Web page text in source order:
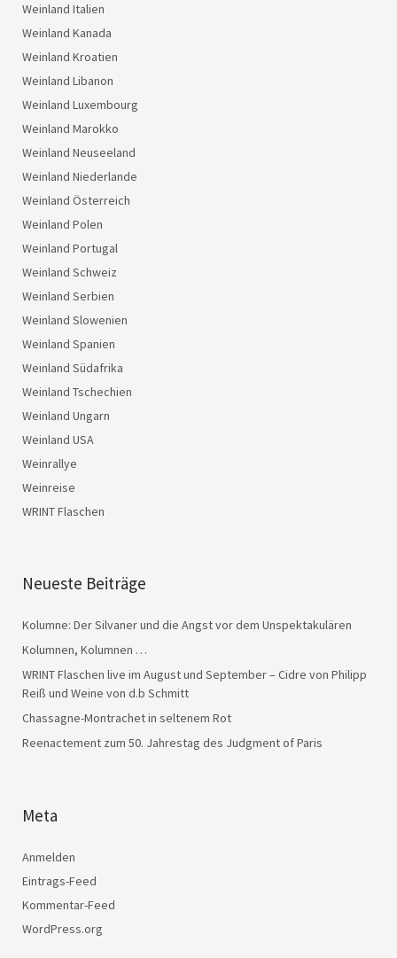
Weinland Italien
Weinland Kanada
Weinland Kroatien
Weinland Libanon
Weinland Luxembourg
Weinland Marokko
Weinland Neuseeland
Weinland Niederlande
Weinland Österreich
Weinland Polen
Weinland Portugal
Weinland Schweiz
Weinland Serbien
Weinland Slowenien
Weinland Spanien
Weinland Südafrika
Weinland Tschechien
Weinland Ungarn
Weinland USA
Weinrallye
Weinreise
WRINT Flaschen
Neueste Beiträge
Kolumne: Der Silvaner und die Angst vor dem Unspektakulären
Kolumnen, Kolumnen …
WRINT Flaschen live im August und September – Cidre von Philipp
Reiß und Weine von d.b Schmitt
Chassagne-Montrachet in seltenem Rot
Reenactement zum 50. Jahrestag des Judgment of Paris
Meta
Anmelden
Eintrags-Feed
Kommentar-Feed
WordPress.org